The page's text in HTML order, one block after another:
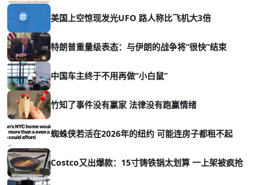
美国上空惊现发光UFO 路人称比飞机大3倍
特朗普重量级表态：与伊朗的战争将“很快”结束
中国车主终于不用再做“小白鼠”
竹知了事件没有赢家 法律没有跑赢情绪
蜘蛛侠若活在2026年的纽约 可能连房子都租不起
Costco又出爆款：15寸铸铁锅太划算 一上架被疯抢